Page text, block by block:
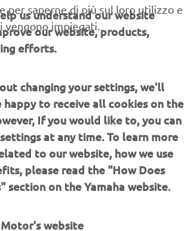
(PC) | HAT LEGEND
Longemer, Francia -
| DUAL500
DI LEGNO
Emilia Romagna |
EXPO
Rimini, Emilia Romagna |
per saperne di più sul loro utilizzo e
vengono impiegati.
us understand our website
our website, products,
efforts.
changing your settings, we'll
happy to receive all cookies on the
If you would like to, you can
at any time. To learn more
to our website, how we use
please read the "How Does
section on the Yamaha website.
Motor's website